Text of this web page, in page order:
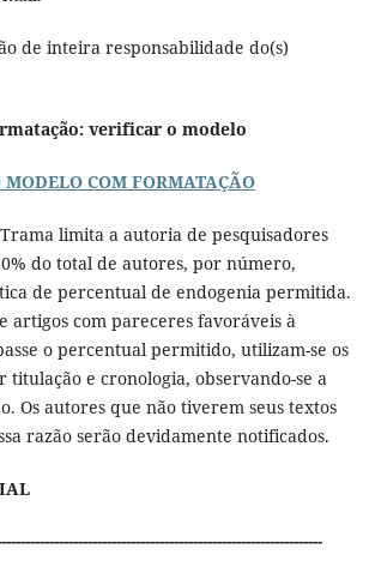
de inteira responsabilidade do(s)
verificar o modelo
COM FORMATAÇÃO
limita a autoria de pesquisadores
do total de autores, por número,
de percentual de endogenia permitida.
artigos com pareceres favoráveis à
o percentual permitido, utilizam-se os
titulação e cronologia, observando-se a
Os autores que não tiverem seus textos
razão serão devidamente notificados.